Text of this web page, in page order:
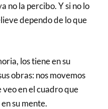
no la percibo. Y si no lo
dependo de lo que
los tiene en su
obras: nos movemos
veo en el cuadro que
su mente.